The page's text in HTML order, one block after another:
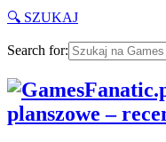
🔍 SZUKAJ
Search for:
planszowe –